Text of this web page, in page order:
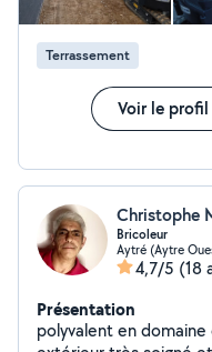
Terrassement
Voir le profil
Christophe
Bricoleur
Aytré (Aytre
4,7/5 (18
Présentation
polyvalent en